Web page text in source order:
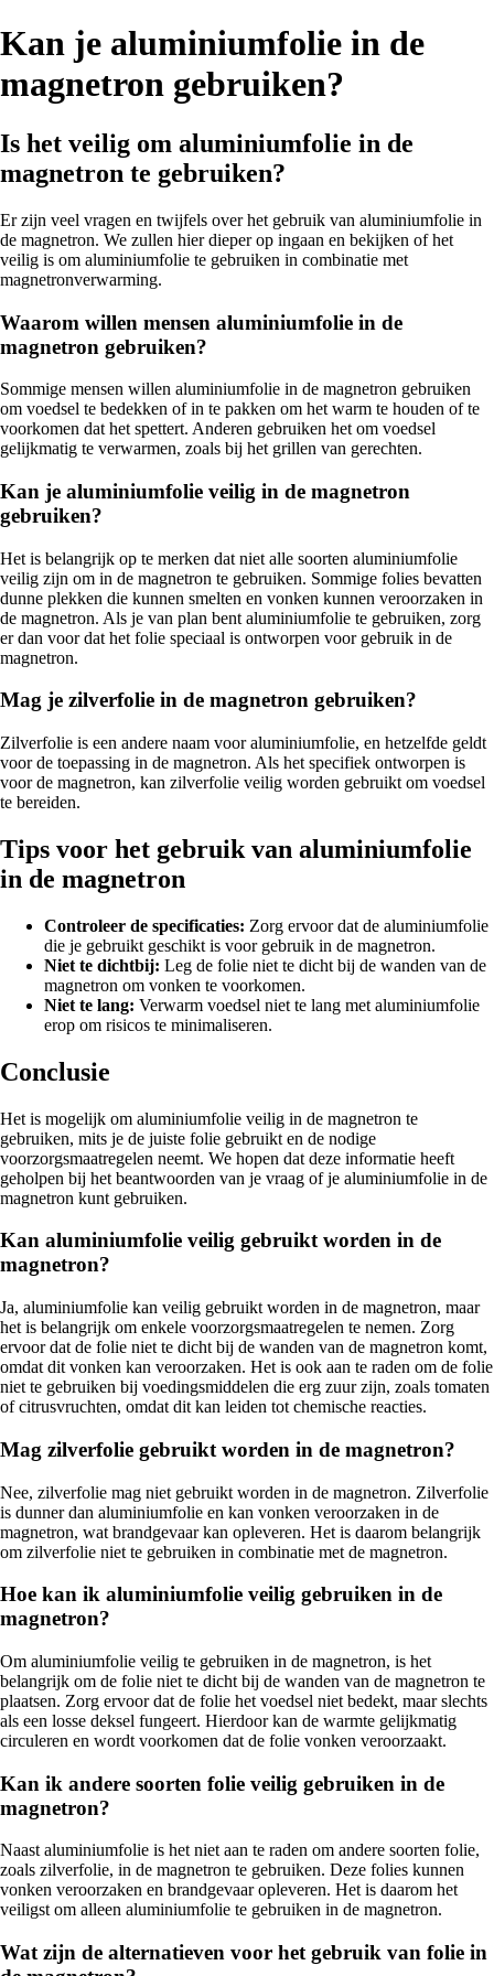
Kan je aluminiumfolie in de
magnetron gebruiken?
Is het veilig om aluminiumfolie in de
magnetron te gebruiken?
Er zijn veel vragen en twijfels over het gebruik van aluminiumfolie in
de magnetron. We zullen hier dieper op ingaan en bekijken of het
veilig is om aluminiumfolie te gebruiken in combinatie met
magnetronverwarming.
Waarom willen mensen aluminiumfolie in de
magnetron gebruiken?
Sommige mensen willen aluminiumfolie in de magnetron gebruiken
om voedsel te bedekken of in te pakken om het warm te houden of te
voorkomen dat het spettert. Anderen gebruiken het om voedsel
gelijkmatig te verwarmen, zoals bij het grillen van gerechten.
Kan je aluminiumfolie veilig in de magnetron
gebruiken?
Het is belangrijk op te merken dat niet alle soorten aluminiumfolie
veilig zijn om in de magnetron te gebruiken. Sommige folies bevatten
dunne plekken die kunnen smelten en vonken kunnen veroorzaken in
de magnetron. Als je van plan bent aluminiumfolie te gebruiken, zorg
er dan voor dat het folie speciaal is ontworpen voor gebruik in de
magnetron.
Mag je zilverfolie in de magnetron gebruiken?
Zilverfolie is een andere naam voor aluminiumfolie, en hetzelfde geldt
voor de toepassing in de magnetron. Als het specifiek ontworpen is
voor de magnetron, kan zilverfolie veilig worden gebruikt om voedsel
te bereiden.
Tips voor het gebruik van aluminiumfolie
in de magnetron
Controleer de specificaties: Zorg ervoor dat de aluminiumfolie
die je gebruikt geschikt is voor gebruik in de magnetron.
Niet te dichtbij: Leg de folie niet te dicht bij de wanden van de
magnetron om vonken te voorkomen.
Niet te lang: Verwarm voedsel niet te lang met aluminiumfolie
erop om risicos te minimaliseren.
Conclusie
Het is mogelijk om aluminiumfolie veilig in de magnetron te
gebruiken, mits je de juiste folie gebruikt en de nodige
voorzorgsmaatregelen neemt. We hopen dat deze informatie heeft
geholpen bij het beantwoorden van je vraag of je aluminiumfolie in de
magnetron kunt gebruiken.
Kan aluminiumfolie veilig gebruikt worden in de
magnetron?
Ja, aluminiumfolie kan veilig gebruikt worden in de magnetron, maar
het is belangrijk om enkele voorzorgsmaatregelen te nemen. Zorg
ervoor dat de folie niet te dicht bij de wanden van de magnetron komt,
omdat dit vonken kan veroorzaken. Het is ook aan te raden om de folie
niet te gebruiken bij voedingsmiddelen die erg zuur zijn, zoals tomaten
of citrusvruchten, omdat dit kan leiden tot chemische reacties.
Mag zilverfolie gebruikt worden in de magnetron?
Nee, zilverfolie mag niet gebruikt worden in de magnetron. Zilverfolie
is dunner dan aluminiumfolie en kan vonken veroorzaken in de
magnetron, wat brandgevaar kan opleveren. Het is daarom belangrijk
om zilverfolie niet te gebruiken in combinatie met de magnetron.
Hoe kan ik aluminiumfolie veilig gebruiken in de
magnetron?
Om aluminiumfolie veilig te gebruiken in de magnetron, is het
belangrijk om de folie niet te dicht bij de wanden van de magnetron te
plaatsen. Zorg ervoor dat de folie het voedsel niet bedekt, maar slechts
als een losse deksel fungeert. Hierdoor kan de warmte gelijkmatig
circuleren en wordt voorkomen dat de folie vonken veroorzaakt.
Kan ik andere soorten folie veilig gebruiken in de
magnetron?
Naast aluminiumfolie is het niet aan te raden om andere soorten folie,
zoals zilverfolie, in de magnetron te gebruiken. Deze folies kunnen
vonken veroorzaken en brandgevaar opleveren. Het is daarom het
veiligst om alleen aluminiumfolie te gebruiken in de magnetron.
Wat zijn de alternatieven voor het gebruik van folie in